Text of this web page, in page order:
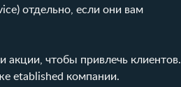
) отдельно, если они вам
чтобы привлечь клиентов.
etablished компании.